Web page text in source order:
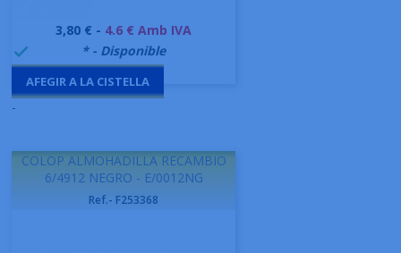
Preu
3,80 € - 4.6 € Amb IVA
 * - Disponible
AFEGIR A LA CISTELLA
-
COLOP ALMOHADILLA RECAMBIO
6/4912 NEGRO - E/0012NG
Ref.- F253368